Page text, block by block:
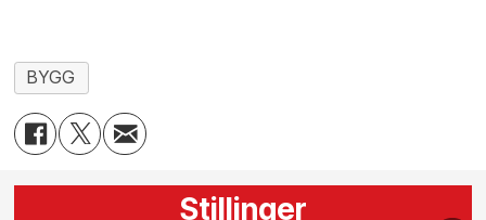
BYGG
Stillinger